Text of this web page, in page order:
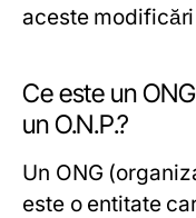
aceste
Ce este un
un O.N.P.?
Un ONG
este o entitate